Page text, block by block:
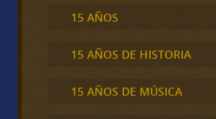
15 AÑOS
15 AÑOS DE HISTORIA
15 AÑOS DE MÚSICA